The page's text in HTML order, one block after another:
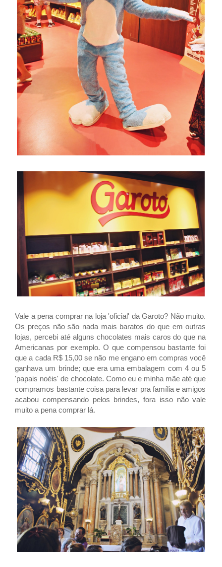
Vale a pena comprar na loja 'oficial' da Garoto? Não muito.
Os preços não são nada mais baratos do que em outras
lojas, percebi até alguns chocolates mais caros do que na
Americanas por exemplo. O que compensou bastante foi
que a cada R$ 15,00 se não me engano em compras você
ganhava um brinde; que era uma embalagem com 4 ou 5
'papais noéis' de chocolate. Como eu e minha mãe até que
compramos bastante coisa para levar pra família e amigos
acabou compensando pelos brindes, fora isso não vale
muito a pena comprar lá.